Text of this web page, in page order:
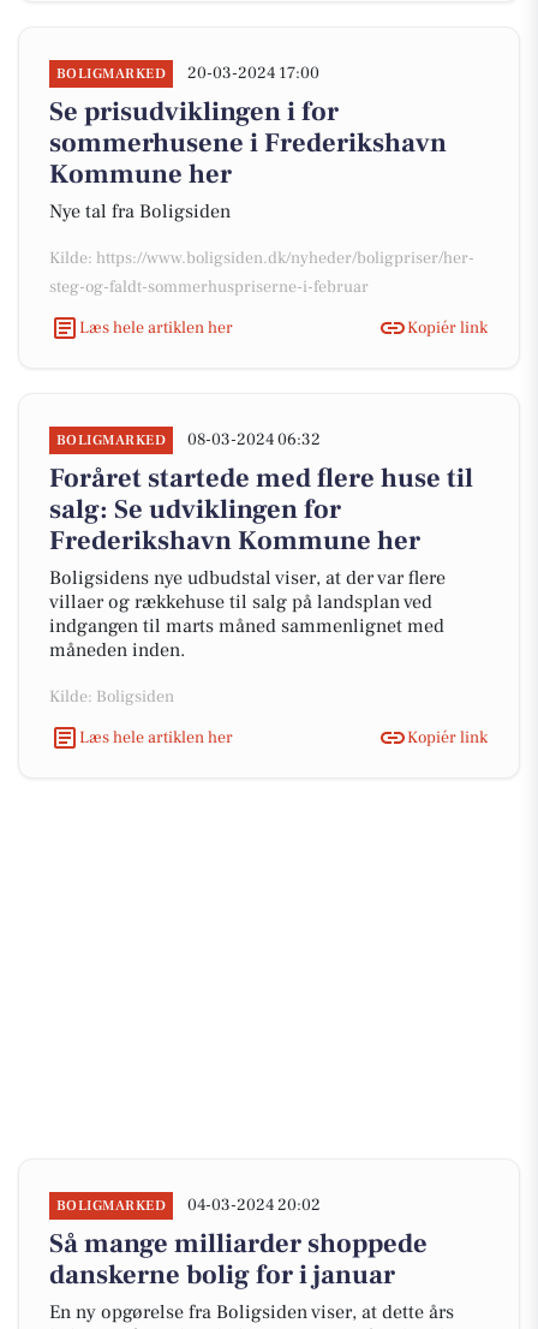
BOLIGMARKED 20-03-2024 17:00
Se prisudviklingen i for
sommerhusene i Frederikshavn
Kommune her
Nye tal fra Boligsiden
Kilde: https://www.boligsiden.dk/nyheder/boligpriser/her-
steg-og-faldt-sommerhuspriserne-i-februar
Læs hele artiklen her
Kopiér link
BOLIGMARKED 08-03-2024 06:32
Foråret startede med flere huse til
salg: Se udviklingen for
Frederikshavn Kommune her
Boligsidens nye udbudstal viser, at der var flere
villaer og rækkehuse til salg på landsplan ved
indgangen til marts måned sammenlignet med
måneden inden.
Kilde: Boligsiden
Læs hele artiklen her
Kopiér link
BOLIGMARKED 04-03-2024 20:02
Så mange milliarder shoppede
danskerne bolig for i januar
En ny opgørelse fra Boligsiden viser, at dette års